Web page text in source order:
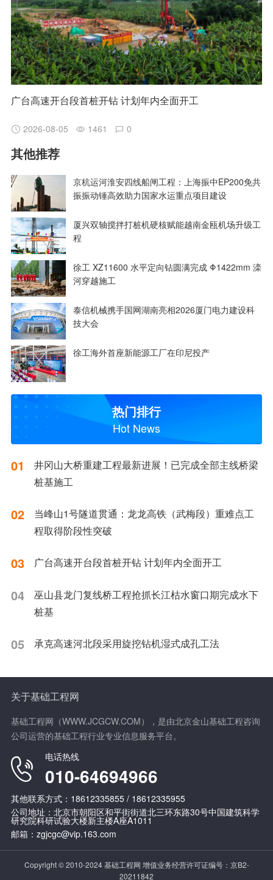
广台高速开台段首桩开钻 计划年内全面开工
2026-08-05 1461 0
其他推荐
京杭运河淮安四线船闸工程：上海振中EP200免共
振振动锤高效助力国家水运重点项目建设
厦兴双轴搅拌打桩机硬核赋能越南金瓯机场升级工
程
徐工 XZ11600 水平定向钻圆满完成 Φ1422mm 滦
河穿越施工
泰信机械携手国网湖南亮相2026厦门电力建设科
技大会
徐工海外首座新能源工厂在印尼投产
热门排行
Hot News
01
井冈山大桥重建工程最新进展！已完成全部主线桥梁
桩基施工
02
当峰山1号隧道贯通：龙龙高铁（武梅段）重难点工
程取得阶段性突破
03 广台高速开台段首桩开钻 计划年内全面开工
04
巫山县龙门复线桥工程抢抓长江枯水窗口期完成水下
桩基
05 承克高速河北段采用旋挖钻机湿式成孔工法
关于基础工程网
基础工程网（WWW.JCGCW.COM），是由北京金山基础工程咨询
公司运营的基础工程行业专业信息服务平台。
电话热线
010-64694966
其他联系方式：18612335855 / 18612335955
公司地址：北京市朝阳区和平街街道北三环东路30号中国建筑科学
研究院科研试验大楼新主楼A座A1011
邮箱：zgjcgc@vip.163.com
Copyright © 2010-2024 基础工程网 增值业务经营许可证编号： 京B2-
20211842